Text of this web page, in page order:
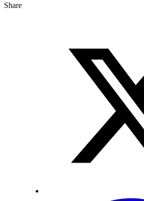
Share